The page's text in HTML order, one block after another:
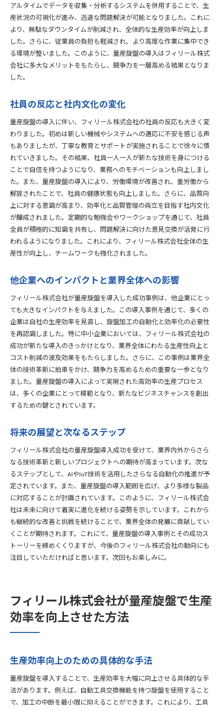
フィリール株式会社の量産旋盤導入で得た成果とその背景
導入の背景と意図
具体的な成果とその分析
市場への影響と競争優位性
社内外の評価とフィードバック
アルタイムでデータを収集・分析するシステムを併用することで、生
産状況の可視化が進み、迅速な問題解決が可能となりました。これに
より、無駄なダウンタイムが削減され、全体的な生産効率が向上しま
した。さらに、従業員の負担も軽減され、より高度な作業に集中でき
る環境が整いました。このように、量産旋盤の導入はフィリール株式
会社に多大なメリットをもたらし、競争力を一層高める結果となりま
した。
社員の反応と社内文化の変化
量産旋盤の導入に伴い、フィリール株式会社の社員の反応も大きく変
わりました。初めは新しい機械やシステムへの適応に不安を感じる声
もありましたが、丁寧な教育とサポートが実施されることで徐々に慣
れていきました。その結果、社員一人一人が新たな技術を身につける
ことで自信を持つようになり、業務へのモチベーションも向上しまし
た。また、量産旋盤の導入により、労働環境が改善され、重労働から
解放されたことで、社員の健康状態も向上しました。さらに、品質向
上に対する意識が高まり、効率化と品質管理の両立を目指す社内文化
が醸成されました。定期的な勉強会やワークショップを通じて、社員
全員が積極的に知識を共有し、問題解決に向けた意見交換が活発に行
われるようになりました。これにより、フィリール株式会社全体の生
産性が向上し、チームワークも強化されました。
他企業へのインパクトと業界全体への影響
フィリール株式会社が量産旋盤を導入した成功事例は、他企業にとっ
ても大きなインパクトを与えました。この導入事例を通じて、多くの
企業は自社の生産効率を見直し、旋盤加工の自動化と効率化の必要性
を再認識しました。特に中小企業においては、フィリール株式会社の
成功が新たな導入のきっかけとなり、業界全体にわたる生産性向上と
コスト削減の波及効果をもたらしました。さらに、この事例は業界全
体の技術革新に拍車をかけ、競争力を高めるための重要な一歩となり
ました。量産旋盤の導入によって実現された高効率の生産プロセス
は、多くの企業にとって模範となり、新たなビジネスチャンスを創出
するための鍵とされています。
将来の展望と次なるステップ
フィリール株式会社の量産旋盤導入成功を受けて、業界内外からさら
なる技術革新と新しいプロジェクトへの期待が高まっています。次な
るステップとして、AIやIoT技術を活用したさらなる自動化の推進が予
定されています。また、量産旋盤の導入範囲を広げ、より多様な製品
に対応することが計画されています。このように、フィリール株式会
社は未来に向けて着実に進化を続ける姿勢を示しています。これから
も継続的な改善と挑戦を続けることで、業界全体の発展に貢献してい
くことが期待されます。これにて、量産旋盤の導入事例とその成功ス
トーリーを締めくくりますが、今後のフィリール株式会社の動向にも
注目していただければと思います。次回もお楽しみに。
フィリール株式会社が量産旋盤で生産
効率を向上させた方法
生産効率向上のための具体的な手法
量産旋盤を導入することで、生産効率を大幅に向上させる具体的な手
法があります。例えば、自動工具交換機能を持つ旋盤を使用すること
で、加工の中断を最小限に抑えることができます。これにより、工具